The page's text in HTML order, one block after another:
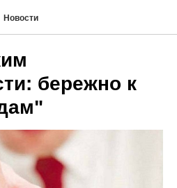
Новости
бережно к